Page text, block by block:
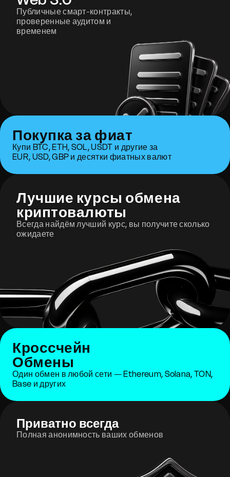
Публичные смарт-контракты,
проверенные аудитом и
временем
Лучшие курсы обмена
криптовалюты
Всегда найдём лучший курс, вы получите сколько
ожидаете
Покупка за фиат
Купи BTC, ETH, SOL, USDT и другие за
EUR, USD, GBP и десятки фиатных валют
Кроссчейн
Обмены
Один обмен в любой сети — Ethereum, Solana, TON,
Base и других
Приватно всегда
Полная анонимность ваших обменов